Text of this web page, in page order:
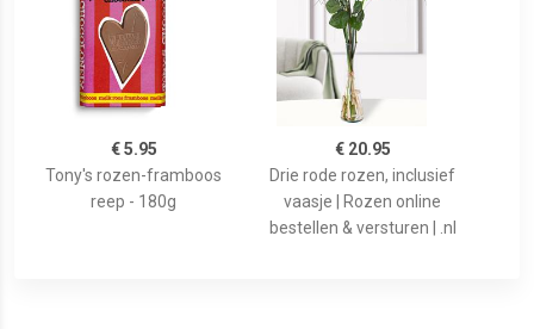
€ 5.95
Tony's rozen-framboos
reep - 180g
€ 20.95
Drie rode rozen, inclusief
vaasje | Rozen online
bestellen & versturen | .nl